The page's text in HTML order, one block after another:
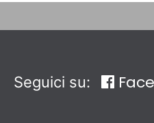
Seguici su: